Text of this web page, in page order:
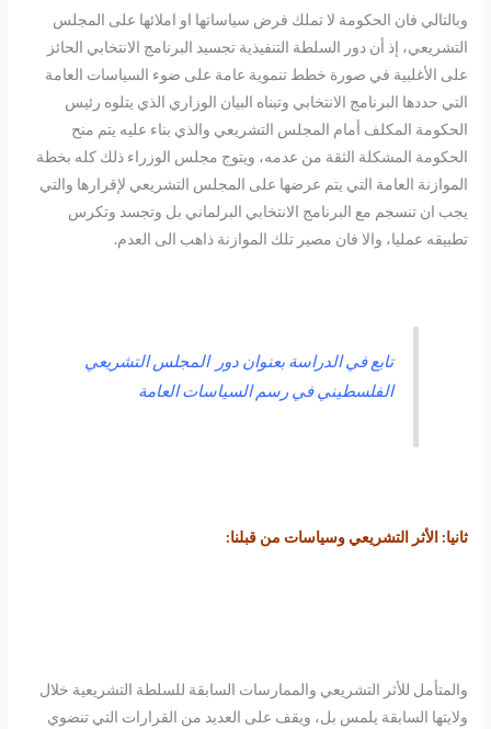
وبالتالي فان الحكومة لا تملك فرض سياساتها او املائها على المجلس
التشريعي، إذ أن دور السلطة التنفيذية تجسيد البرنامج الانتخابي الحائز
على الأغلبية في صورة خطط تنموية عامة على ضوء السياسات العامة
التي حددها البرنامج الانتخابي وتبناه البيان الوزاري الذي يتلوه رئيس
الحكومة المكلف أمام المجلس التشريعي والذي بناء عليه يتم منح
الحكومة المشكلة الثقة من عدمه، ويتوج مجلس الوزراء ذلك كله بخطة
الموازنة العامة التي يتم عرضها على المجلس التشريعي لإقرارها والتي
يجب ان تنسجم مع البرنامج الانتخابي البرلماني بل وتجسد وتكرس
تطبيقه عمليا، والا فان مصير تلك الموازنة ذاهب الى العدم.
تابع في الدراسة بعنوان دور المجلس التشريعي
الفلسطيني في رسم السياسات العامة
ثانيا: الأثر التشريعي وسياسات من قبلنا:
والمتأمل للأثر التشريعي والممارسات السابقة للسلطة التشريعية خلال
ولايتها السابقة يلمس بل، ويقف على العديد من القرارات التي تنضوي